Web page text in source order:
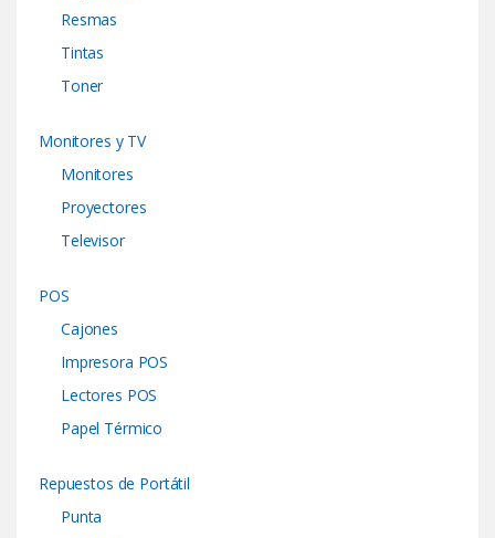
Resmas
Tintas
Toner
Monitores y TV
Monitores
Proyectores
Televisor
POS
Cajones
Impresora POS
Lectores POS
Papel Térmico
Repuestos de Portátil
Punta